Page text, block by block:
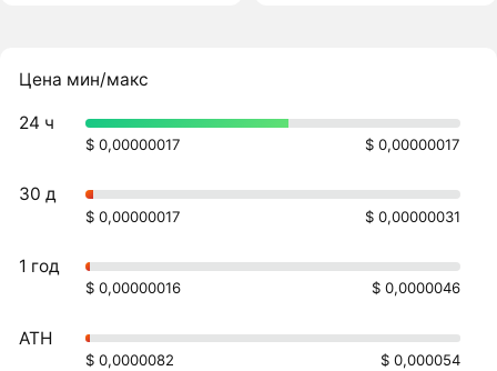
Цена мин/макс
24 ч
$ 0,00000017 $ 0,00000017
30 д
$ 0,00000017 $ 0,00000031
1 год
$ 0,00000016 $ 0,0000046
ATH
$ 0,0000082
$ 0,000054